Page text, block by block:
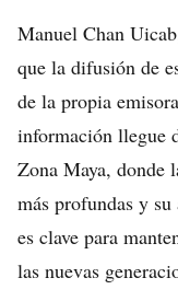
Manuel Chan
que la difusión de
de la propia
información llegue
Zona Maya, donde
más profundas y
es clave para
las nuevas